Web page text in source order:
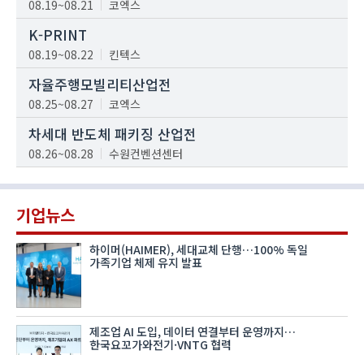
08.19~08.21 코엑스
K-PRINT
08.19~08.22 킨텍스
자율주행모빌리티산업전
08.25~08.27 코엑스
차세대 반도체 패키징 산업전
08.26~08.28 수원컨벤션센터
기업뉴스
하이머(HAIMER), 세대교체 단행…100% 독일
가족기업 체제 유지 발표
제조업 AI 도입, 데이터 연결부터 운영까지…
한국요꼬가와전기·VNTG 협력